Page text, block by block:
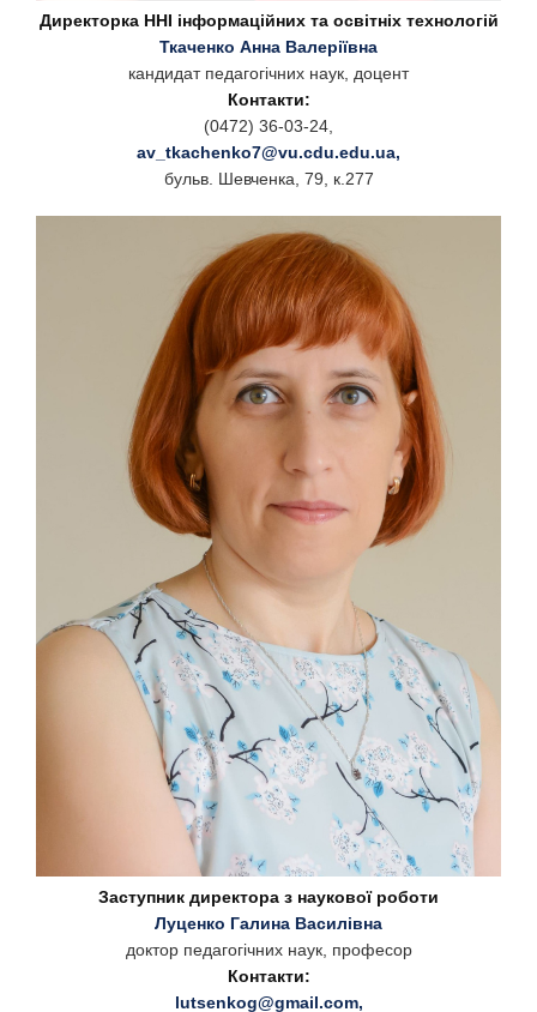
Директорка ННІ інформаційних та освітніх технологій
Ткаченко Анна Валеріївна
кандидат педагогічних наук, доцент
Контакти:
(0472) 36-03-24,
av_tkachenko7@vu.cdu.edu.ua,
бульв. Шевченка, 79, к.277
Заступник директора з наукової роботи
Луценко Галина Василівна
доктор педагогічних наук, професор
Контакти:
lutsenkog@gmail.com,